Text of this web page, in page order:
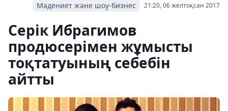
21:20, 06 желтоқсан 2017
Мәдениет және шоу-бизнес
Серік Ибрагимов
продюсерімен жұмысты
тоқтатуының себебін
айтты